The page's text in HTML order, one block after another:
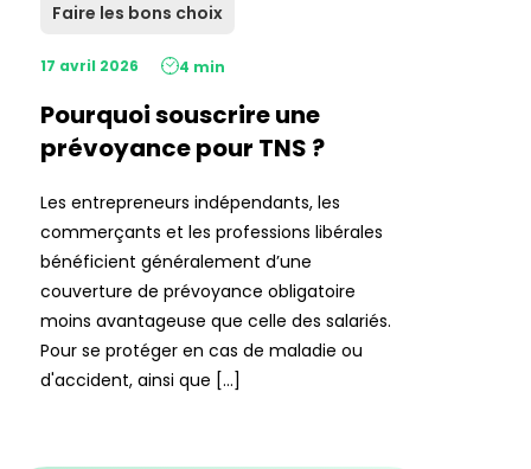
Faire les bons choix
17 avril 2026 4 min
Pourquoi souscrire une
prévoyance pour TNS ?
Les entrepreneurs indépendants, les
commerçants et les professions libérales
bénéficient généralement d’une
couverture de prévoyance obligatoire
moins avantageuse que celle des salariés.
Pour se protéger en cas de maladie ou
d'accident, ainsi que […]